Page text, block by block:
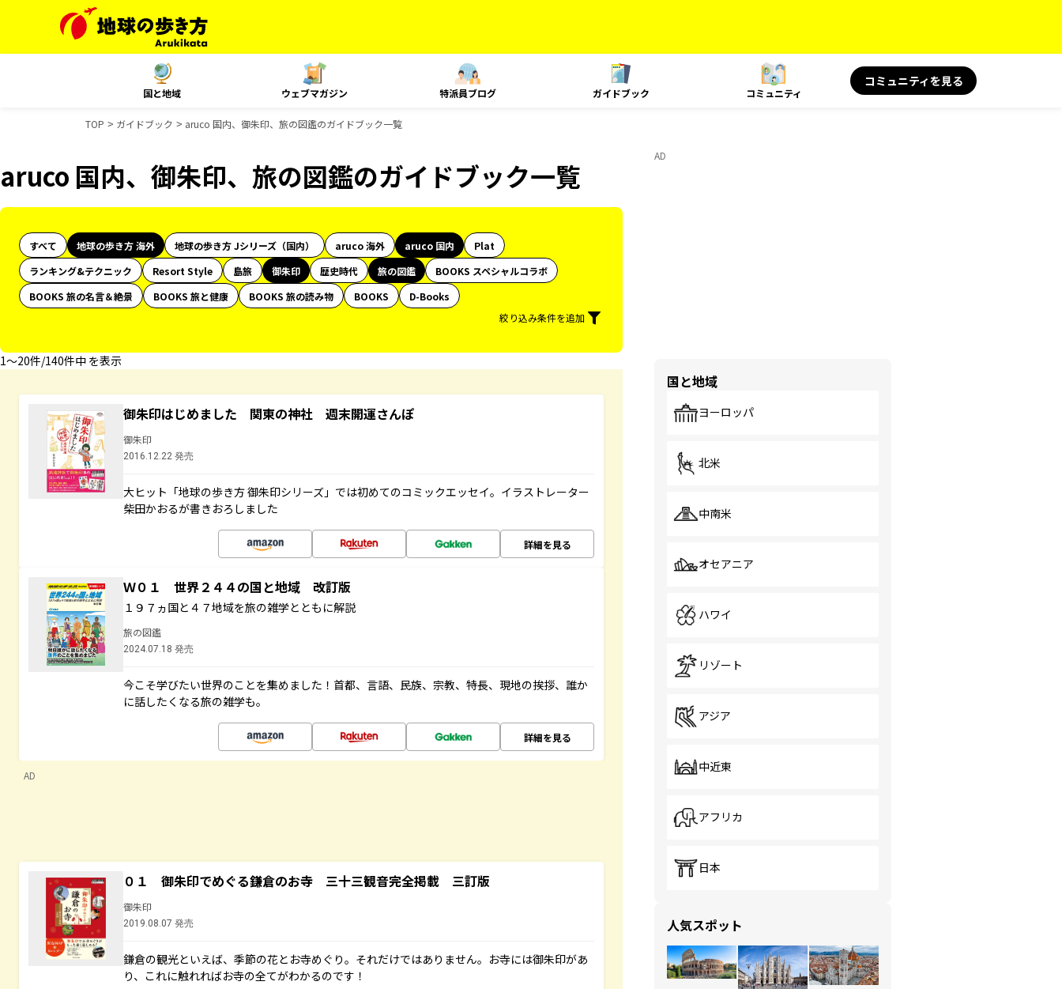
国と地域 ウェブマガジン 特派員ブログ ガイドブック コミュニティ
コミュニティを見る
TOP ガイドブック aruco 国内、御朱印、旅の図鑑のガイドブック一覧
aruco 国内、御朱印、旅の図鑑のガイドブック一覧
すべて 地球の歩き方 海外 地球の歩き方 Jシリーズ（国内） aruco 海外 aruco 国内
Plat
ランキング&テクニック
Resort Style 島旅 御朱印 歴史時代 旅の図鑑
BOOKS スペシャルコラボ
BOOKS 旅の名言＆絶景
BOOKS 旅と健康 BOOKS 旅の読み物 BOOKS
D-Books
絞り込み条件を追加
1〜20件/140件中 を表示
御朱印はじめました 関東の神社 週末開運さんぽ
御朱印
2016.12.22 発売
大ヒット「地球の歩き方 御朱印シリーズ」では初めてのコミックエッセイ。イラストレーター
柴田かおるが書きおろしました
詳細を見る
Ｗ０１ 世界２４４の国と地域 改訂版
１９７ヵ国と４７地域を旅の雑学とともに解説
旅の図鑑
2024.07.18 発売
今こそ学びたい世界のことを集めました！首都、言語、民族、宗教、特長、現地の挨拶、誰か
に話したくなる旅の雑学も。
詳細を見る
AD
０１ 御朱印でめぐる鎌倉のお寺 三十三観音完全掲載 三訂版
御朱印
2019.08.07 発売
鎌倉の観光といえば、季節の花とお寺めぐり。それだけではありません。お寺には御朱印があ
り、これに触れればお寺の全てがわかるのです！
AD
国と地域
ヨーロッパ
北米
中南米
オセアニア
ハワイ
リゾート
アジア
中近東
アフリカ
日本
人気スポット